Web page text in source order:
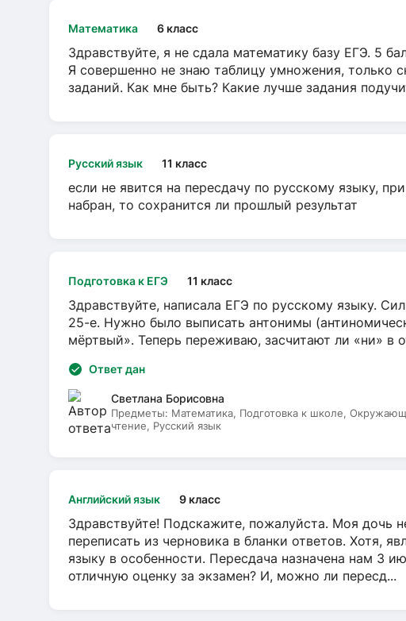
Математика 6 класс
Здравствуйте, я не сдала математику базу ЕГЭ. 5
Я совершенно не знаю таблицу умножения, только
заданий. Как мне быть? Какие лучше задания
Русский язык 11 класс
если не явится на пересдачу по русскому языку,
набран, то сохранится ли прошлый результат
Подготовка к ЕГЭ 11 класс
Здравствуйте, написала ЕГЭ по русскому языку.
25-е. Нужно было выписать антонимы
мёртвый». Теперь переживаю, засчитают ли «ни» в
Ответ дан
Светлана Борисовна
Предметы: Математика, Подготовка к школе,
чтение, Русский язык
Английский язык 9 класс
Здравствуйте! Подскажите, пожалуйста. Моя дочь
переписать из черновика в бланки ответов. Хотя,
языку в особенности. Пересдача назначена нам 3
отличную оценку за экзамен? И, можно ли пересд...